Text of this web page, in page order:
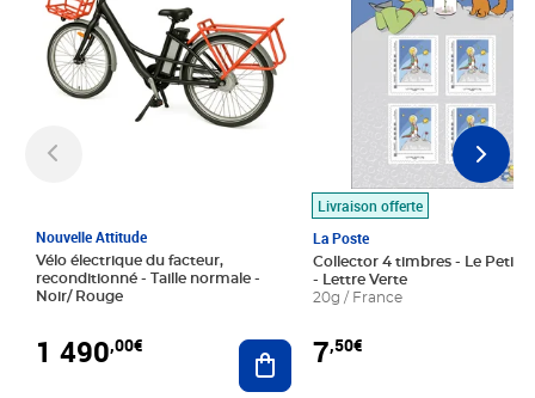
Nouvelle Attitude
Vélo électrique du facteur,
reconditionné - Taille normale -
Noir/ Rouge
1 490,00€ Ajouter au panier
Livraison offerte
La Poste
Collector 4 timbres - Le Petit
- Lettre Verte
20g / France
7,50€